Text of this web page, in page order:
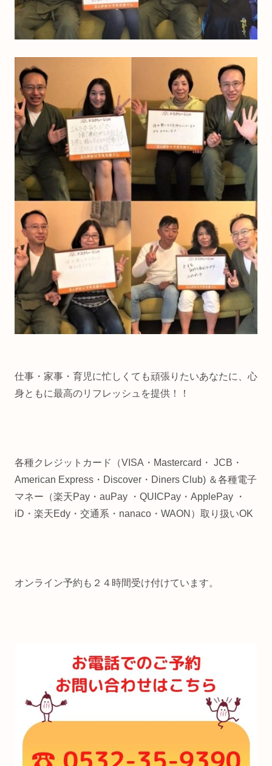
仕事・家事・育児に忙しくても頑張りたいあなたに、心
身ともに最高のリフレッシュを提供！！
各種クレジットカード（VISA・Mastercard・ JCB・
American Express・Discover・Diners Club) ＆各種電子
マネー（楽天Pay・auPay ・QUICPay・ApplePay ・
iD・楽天Edy・交通系・nanaco・WAON）取り扱いOK
オンライン予約も２４時間受け付けています。